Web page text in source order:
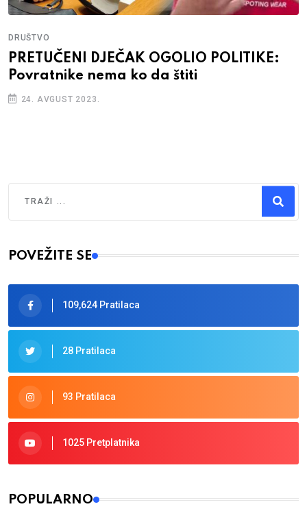
DRUŠTVO
PRETUČENI DJEČAK OGOLIO POLITIKE:
Povratnike nema ko da štiti
24. AVGUST 2023.
Type 2 or more characters for results.
POVEŽITE SE
109,624 Pratilaca
28 Pratilaca
93 Pratilaca
1025 Pretplatnika
POPULARNO